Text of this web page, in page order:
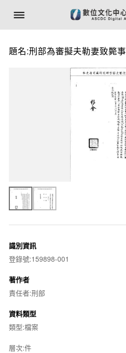
題名:刑部為審擬夫勒妻致斃事
識別資訊
登錄號:159898-001
著作者
責任者:刑部
資料類型
類型:檔案
層次:件